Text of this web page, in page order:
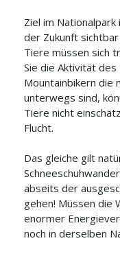
Ziel im
der Zukunft
Tiere müssen sich
Sie die Aktivität des
Mountainbikern die
unterwegs sind,
Tiere nicht
Flucht.
Das gleiche gilt
abseits der
gehen! Müssen die
enormer
noch in derselben